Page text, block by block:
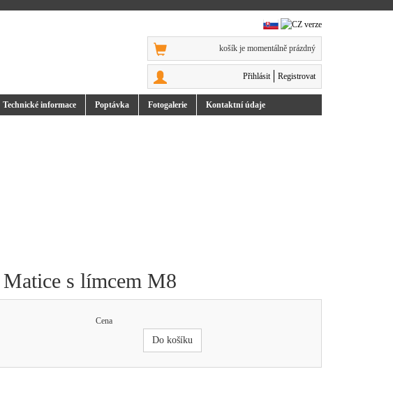
košík je momentálně prázdný
Přihlásit Registrovat
Technické informace Poptávka Fotogalerie Kontaktní údaje
s límcem M8
Cena
Do košíku